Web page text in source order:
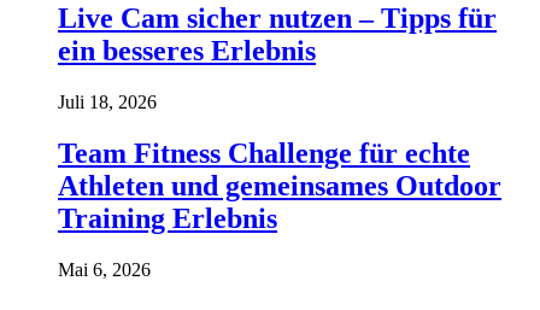
Live Cam sicher nutzen – Tipps für
ein besseres Erlebnis
Juli 18, 2026
Team Fitness Challenge für echte
Athleten und gemeinsames Outdoor
Training Erlebnis
Mai 6, 2026